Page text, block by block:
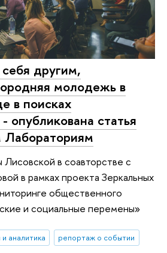
другим,
молодежь в
в поисках
опубликована статья
Лабораториям
Лисовской в соавторстве с
в рамках проекта Зеркальных
общественного
и социальные перемены»
аналитика репортаж о событии